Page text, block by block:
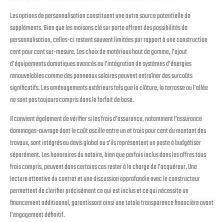
Les options de personnalisation constituent une autre source potentielle de
suppléments. Bien que les maisons clé sur porte offrent des possibilités de
personnalisation, celles-ci restent souvent limitées par rapport à une construction
cent pour cent sur-mesure. Les choix de matériaux haut de gamme, l’ajout
d’équipements domotiques avancés ou l’intégration de systèmes d’énergies
renouvelables comme des panneaux solaires peuvent entraîner des surcoûts
significatifs. Les aménagements extérieurs tels que la clôture, la terrasse ou l’allée
ne sont pas toujours compris dans le forfait de base.
Il convient également de vérifier si les frais d’assurance, notamment l’assurance
dommages-ouvrage dont le coût oscille entre un et trois pour cent du montant des
travaux, sont intégrés au devis global ou s’ils représentent un poste à budgétiser
séparément. Les honoraires du notaire, bien que parfois inclus dans les offres tous
frais compris, peuvent dans certains cas rester à la charge de l’acquéreur. Une
lecture attentive du contrat et une discussion approfondie avec le constructeur
permettent de clarifier précisément ce qui est inclus et ce qui nécessite un
financement additionnel, garantissant ainsi une totale transparence financière avant
l’engagement définitif.